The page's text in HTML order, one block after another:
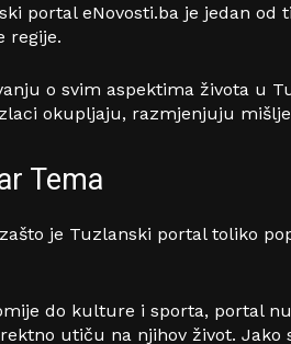
portal eNovosti.ba je jedan
regije.
o svim aspektima života u
okupljaju, razmjenjuju
Tema
je Tuzlanski portal toliko
do kulture i sporta, portal
utiču na njihov život. Jako